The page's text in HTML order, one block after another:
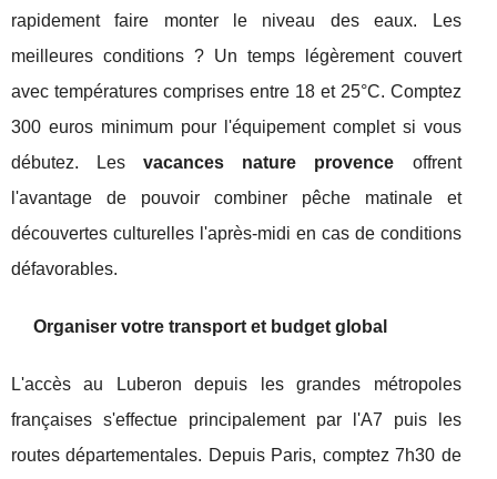
rapidement faire monter le niveau des eaux. Les
meilleures conditions ? Un temps légèrement couvert
avec températures comprises entre 18 et 25°C. Comptez
300 euros minimum pour l'équipement complet si vous
débutez. Lesvacances nature provence offrent
l'avantage de pouvoir combiner pêche matinale et
découvertes culturelles l'après-midi en cas de conditions
défavorables.
Organiser votre transport et budget global
L'accès au Luberon depuis les grandes métropoles
françaises s'effectue principalement par l'A7 puis les
routes départementales. Depuis Paris, comptez 7h30 de